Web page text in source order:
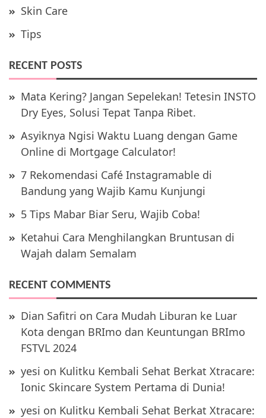
Skin Care
Tips
RECENT POSTS
Mata Kering? Jangan Sepelekan! Tetesin INSTO
Dry Eyes, Solusi Tepat Tanpa Ribet.
Asyiknya Ngisi Waktu Luang dengan Game
Online di Mortgage Calculator!
7 Rekomendasi Café Instagramable di
Bandung yang Wajib Kamu Kunjungi
5 Tips Mabar Biar Seru, Wajib Coba!
Ketahui Cara Menghilangkan Bruntusan di
Wajah dalam Semalam
RECENT COMMENTS
Dian Safitri on Cara Mudah Liburan ke Luar
Kota dengan BRImo dan Keuntungan BRImo
FSTVL 2024
yesi on Kulitku Kembali Sehat Berkat Xtracare:
Ionic Skincare System Pertama di Dunia!
yesi on Kulitku Kembali Sehat Berkat Xtracare: